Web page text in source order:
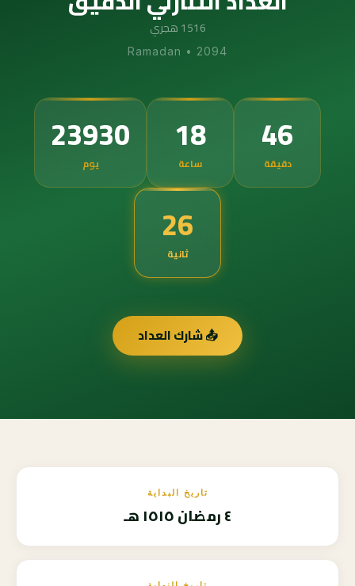
1516 هجري
Ramadan • 2094
23930
يوم
18
ساعة
46
دقيقة
25
ثانية
📤 شارك العداد
تاريخ البداية
٤ رمضان ١٥١٥ هـ